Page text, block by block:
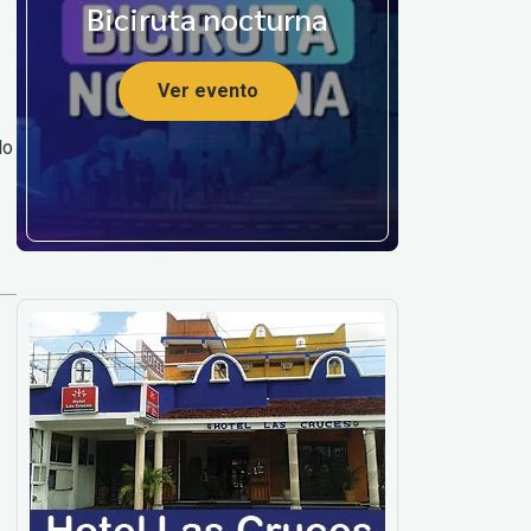
Biciruta nocturna
Ver evento